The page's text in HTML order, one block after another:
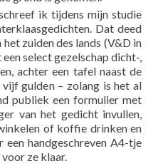
ik tijdens mijn studie
Dat deed
zuiden des lands (V&D in
select gezelschap dicht-,
achter een tafel naast de
gulden – zolang is het al
publiek een formulier met
van het gedicht invullen,
of koffie drinken en
handgeschreven A4-tje
ze klaar.